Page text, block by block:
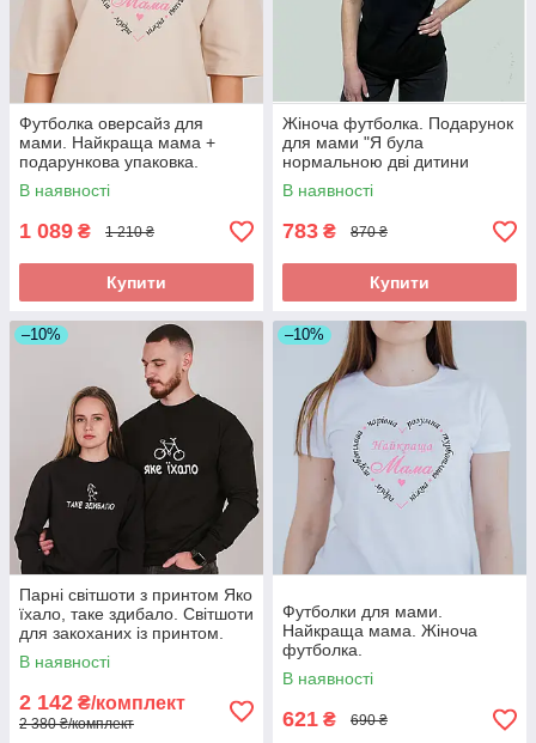
Футболка оверсайз для
мами. Найкраща мама +
подарункова упаковка.
Жіноча футболка преміум
якості.
В наявності
1 089 ₴ 1 210 ₴
Купити
Жіноча футболка. Подарунок
для мами "Я була
нормальною дві дитини
назад .."+ подарункова
упаковка | Ідея для
В наявності
783 ₴ 870 ₴
Купити
–10%
Парні світшоти з принтом Яко
їхало, таке здибало. Світшоти
для закоханих із принтом.
В наявності
2 142 ₴/комплект
2 380 ₴/комплект
–10%
Футболки для мами.
Найкраща мама. Жіноча
футболка.
В наявності
621 ₴ 690 ₴